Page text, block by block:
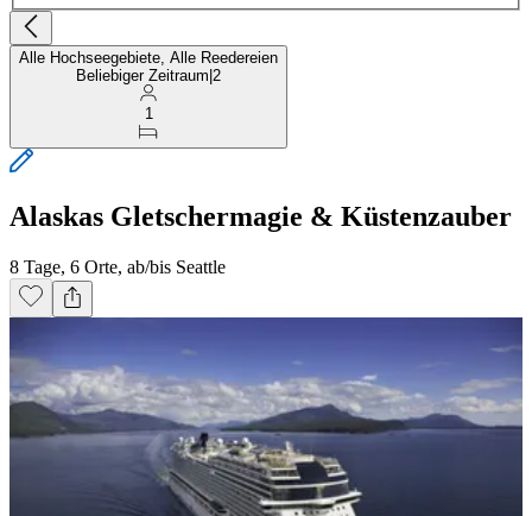
Alle Hochseegebiete, Alle Reedereien
Beliebiger Zeitraum 2
1
Alaskas Gletschermagie & Küstenzauber
8 Tage, 6 Orte, ab/bis Seattle